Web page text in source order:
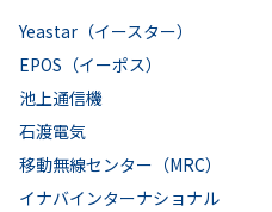
Yeastar（イースター）
EPOS（イーポス）
池上通信機
石渡電気
移動無線センター（MRC）
イナバインターナショナル